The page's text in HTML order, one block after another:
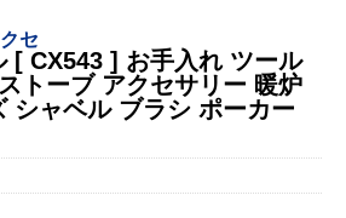
セ
[ CX543 ] お手入れ ツール
トーブ アクセサリー 暖炉
シャベル ブラシ ポーカー